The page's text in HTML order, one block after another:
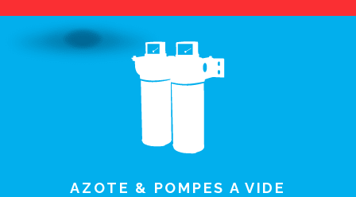
AZOTE & POMPES A VIDE